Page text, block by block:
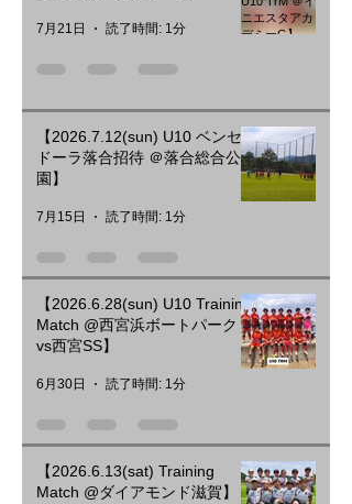
7月21日 読了時間: 1分
【2026.7.12(sun) U10 ベンセ
ドーラ落合招待 ＠落合総合公
園】
7月15日 読了時間: 1分
【2026.6.28(sun) U10 Training
Match @西宮浜ボートパーク
vs西宮SS】
6月30日 読了時間: 1分
【2026.6.13(sat) Training
Match @ダイアモンド滋賀】